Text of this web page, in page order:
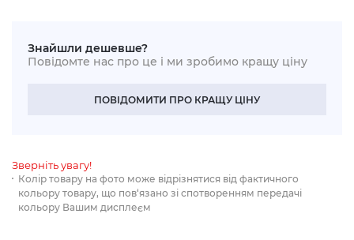
Знайшли дешевше?
Повідомте нас про це і ми зробимо кращу ціну
ПОВІДОМИТИ ПРО КРАЩУ ЦІНУ
Зверніть увагу!
Колір товару на фото може відрізнятися від фактичного
кольору товару, що пов‘язано зі спотворенням передачі
кольору Вашим дисплеєм